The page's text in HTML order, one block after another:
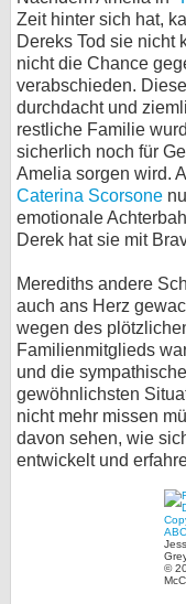
Zeit hinter sich hat,
Dereks Tod sie nicht
nicht die Chance
verabschieden.
durchdacht und
restliche Familie
sicherlich noch für
Amelia sorgen wird.
Caterina Scorsone
emotionale
Derek hat sie mit
Merediths andere
auch ans Herz
wegen des
Familienmitglieds
und die
gewöhnlichsten
nicht mehr missen
davon sehen, wie
entwickelt und
©